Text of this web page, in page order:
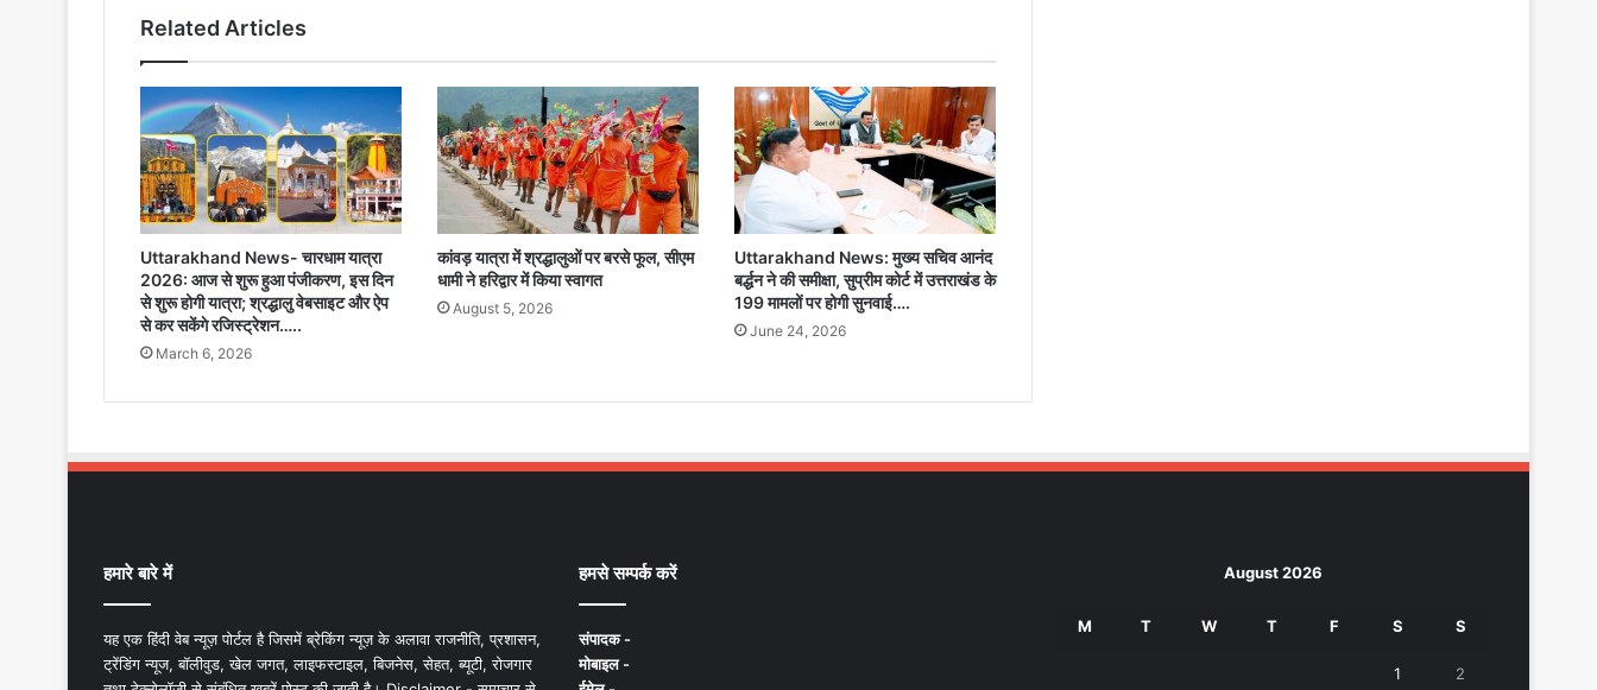
Related Articles
Uttarakhand News- चारधाम यात्रा
2026: आज से शुरू हुआ पंजीकरण, इस दिन
से शुरू होगी यात्रा; श्रद्धालु वेबसाइट और ऐप
से कर सकेंगे रजिस्ट्रेशन…..
March 6, 2026
कांवड़ यात्रा में श्रद्धालुओं पर बरसे फूल, सीएम
धामी ने हरिद्वार में किया स्वागत
August 5, 2026
Uttarakhand News: मुख्य सचिव आनंद
बर्द्धन ने की समीक्षा, सुप्रीम कोर्ट में उत्तराखंड के
199 मामलों पर होगी सुनवाई….
June 24, 2026
हमारे बारे में
यह एक हिंदी वेब न्यूज़ पोर्टल है जिसमें ब्रेकिंग न्यूज़ के अलावा राजनीति, प्रशासन,
ट्रेंडिंग न्यूज, बॉलीवुड, खेल जगत, लाइफस्टाइल, बिजनेस, सेहत, ब्यूटी, रोजगार
हमसे सम्पर्क करें
संपादक -
मोबाइल -
August 2026
M T W T F S S
1 2